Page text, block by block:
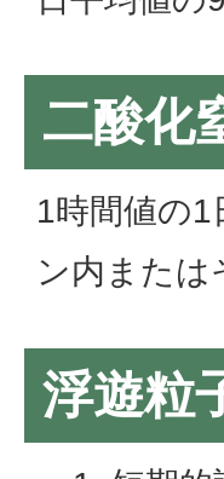
二酸化
1時間値の
ン内または
浮遊粒